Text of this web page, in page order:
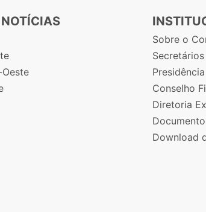
Sobre o
Secretários
Presidência
Conselho
Diretoria
Download